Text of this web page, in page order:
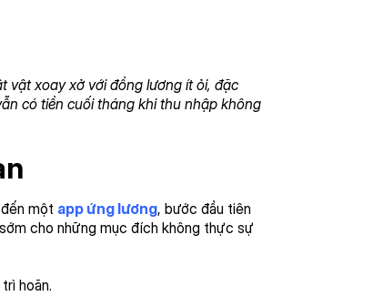
vật xoay xở với đồng lương ít ỏi, đặc
có tiền cuối tháng khi thu nhập không
một app ứng lương, bước đầu tiên
cho những mục đích không thực sự
hoãn.